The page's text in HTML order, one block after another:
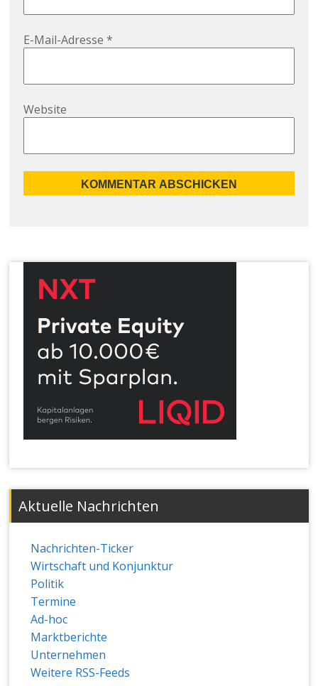
E-Mail-Adresse*
Website
Aktuelle Nachrichten
Nachrichten-Ticker
Wirtschaft und Konjunktur
Politik
Termine
Ad-hoc
Marktberichte
Unternehmen
Weitere RSS-Feeds